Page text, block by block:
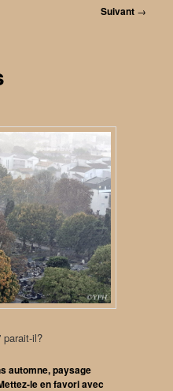
Suivant →
parait-il?
automne,paysage
le en favori avec